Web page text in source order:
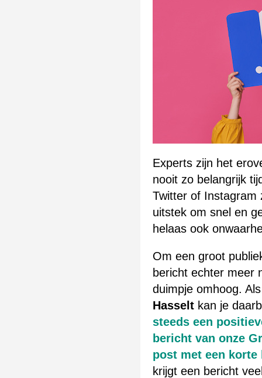
Experts zijn het
nooit zo belangrijk
Twitter of Instagram
uitstek om snel en
helaas ook
Om een groot
bericht echter meer
duimpje omhoog. Als
Hasselt kan je
steeds een
bericht van onze
post met een
krijgt een bericht